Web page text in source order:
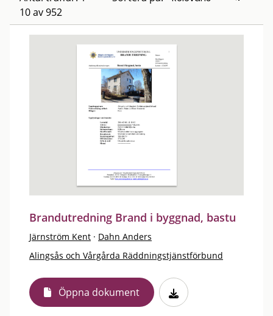
10 av 952
Brandutredning Brand i byggnad, bastu
Järnström Kent · Dahn Anders
Alingsås och Vårgårda Räddningstjänstförbund
Öppna dokument